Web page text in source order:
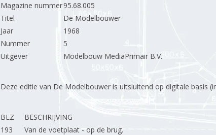
Magazine nummer95.68.005
Titel
De Modelbouwer
Jaar
1968
Nummer
5
Uitgever
Modelbouw MediaPrimair B.V.
Deze editie van De Modelbouwer is uitsluitend op digitale basis
BLZ BESCHRIJVING
193
Van de voetplaat - op de brug.